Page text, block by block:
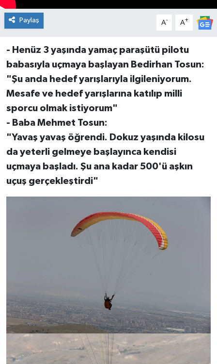
Paylaş A- A+
- Henüz 3 yaşında yamaç paraşütü pilotu
babasıyla uçmaya başlayan Bedirhan Tosun:
"Şu anda hedef yarışlarıyla ilgileniyorum.
Mesafe ve hedef yarışlarına katılıp milli
sporcu olmak istiyorum"
- Baba Mehmet Tosun:
"Yavaş yavaş öğrendi. Dokuz yaşında kilosu
da yeterli gelmeye başlayınca kendisi
uçmaya başladı. Şu ana kadar 500'ü aşkın
uçuş gerçekleştirdi"